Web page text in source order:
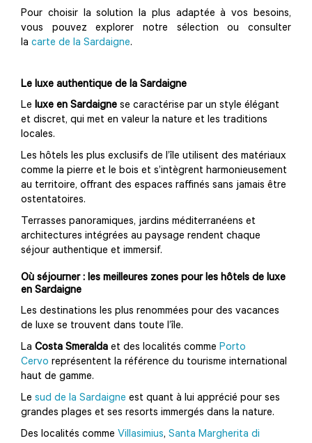
Pour choisir la solution la plus adaptée à vos besoins,
vous pouvez explorer notre sélection ou consulter
la carte de la Sardaigne.
Le luxe authentique de la Sardaigne
Le luxe en Sardaigne se caractérise par un style élégant
et discret, qui met en valeur la nature et les traditions
locales.
Les hôtels les plus exclusifs de l’île utilisent des matériaux
comme la pierre et le bois et s’intègrent harmonieusement
au territoire, offrant des espaces raffinés sans jamais être
ostentatoires.
Terrasses panoramiques, jardins méditerranéens et
architectures intégrées au paysage rendent chaque
séjour authentique et immersif.
Où séjourner : les meilleures zones pour les hôtels de luxe
en Sardaigne
Les destinations les plus renommées pour des vacances
de luxe se trouvent dans toute l’île.
La Costa Smeralda et des localités comme Porto
Cervo représentent la référence du tourisme international
haut de gamme.
Le sud de la Sardaigne est quant à lui apprécié pour ses
grandes plages et ses resorts immergés dans la nature.
Des localités comme Villasimius, Santa Margherita di